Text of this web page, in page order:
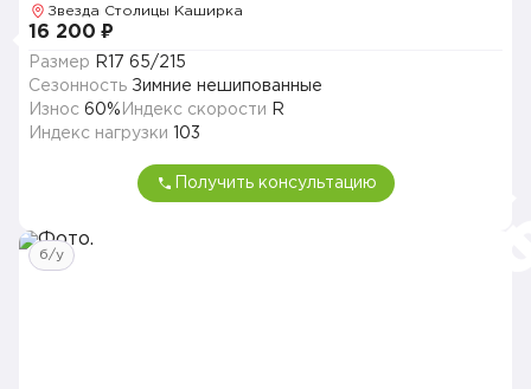
Звезда Столицы Каширка
16 200 ₽
Размер
R17 65/215
Сезонность Зимние нешипованные
Износ 60% Индекс скорости
R
Индекс нагрузки
103
Получить консультацию
б/у